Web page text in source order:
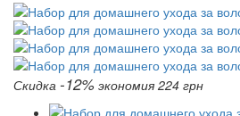
Скидка -12% экономия 224 грн